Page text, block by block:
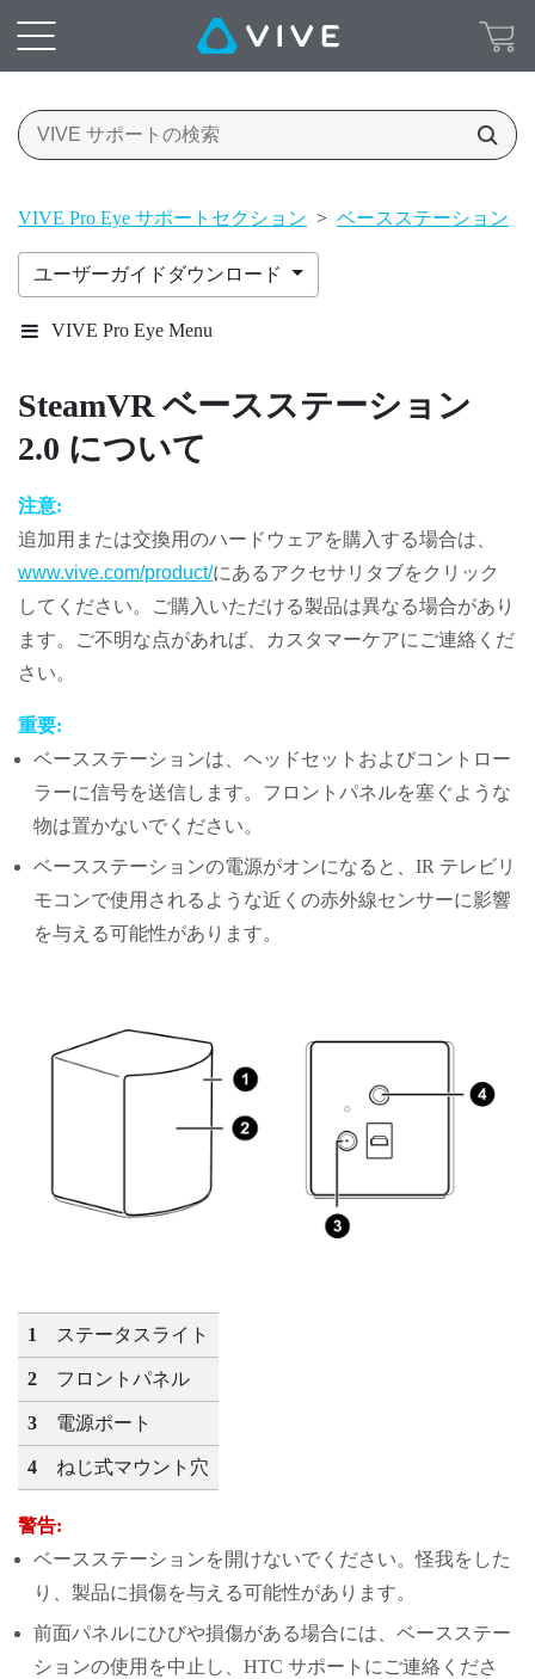
VIVE Pro Eye サポートセクション > ベースステーション
ユーザーガイドダウンロード
VIVE Pro Eye Menu
SteamVR ベースステーション
2.0 について
注意:
追加用または交換用のハードウェアを購入する場合は、
www.vive.com/product/にあるアクセサリタブをクリック
してください。ご購入いただける製品は異なる場合があり
ます。ご不明な点があれば、カスタマーケアにご連絡くだ
さい。
重要:
ベースステーションは、ヘッドセットおよびコントロー
ラーに信号を送信します。フロントパネルを塞ぐような
物は置かないでください。
ベースステーションの電源がオンになると、IR テレビリ
モコンで使用されるような近くの赤外線センサーに影響
を与える可能性があります。
1 ステータスライト
2 フロントパネル
3 電源ポート
4 ねじ式マウント穴
警告:
ベースステーションを開けないでください。怪我をした
り、製品に損傷を与える可能性があります。
前面パネルにひびや損傷がある場合には、ベースステー
ションの使用を中止し、HTC サポートにご連絡くださ